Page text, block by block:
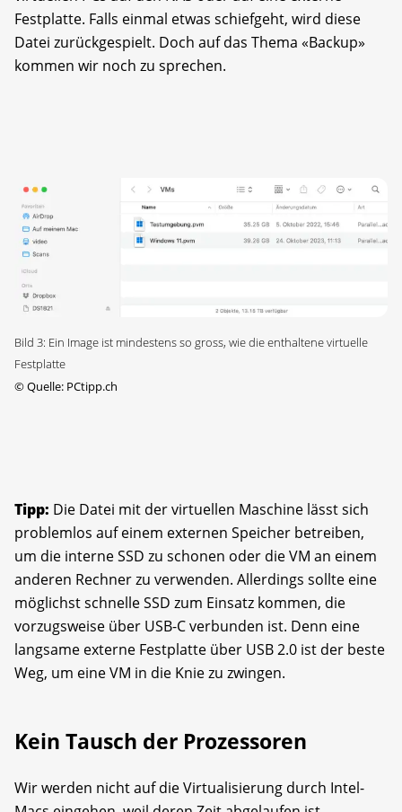
Festplatte. Falls einmal etwas schiefgeht, wird diese
Datei zurückgespielt. Doch auf das Thema «Backup»
kommen wir noch zu sprechen.
Bild 3: Ein Image ist mindestens so gross, wie die enthaltene virtuelle
Festplatte
©Quelle: PCtipp.ch
Tipp: Die Datei mit der virtuellen Maschine lässt sich
problemlos auf einem externen Speicher betreiben,
um die interne SSD zu schonen oder die VM an einem
anderen Rechner zu verwenden. Allerdings sollte eine
möglichst schnelle SSD zum Einsatz kommen, die
vorzugsweise über USB-C verbunden ist. Denn eine
langsame externe Festplatte über USB 2.0 ist der beste
Weg, um eine VM in die Knie zu zwingen.
Kein Tausch der Prozessoren
Wir werden nicht auf die Virtualisierung durch Intel-